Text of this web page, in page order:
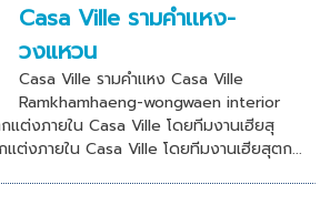
Casa Ville รามคำเเหง-
วงแหวน
Casa Ville รามคำเเหง Casa Ville
Ramkhamhaeng-wongwaen interior
ต่งภายใน Casa Ville โดยทีมงานเฮียสุ
ต่งภายใน Casa Ville โดยทีมงานเฮียสุตก...